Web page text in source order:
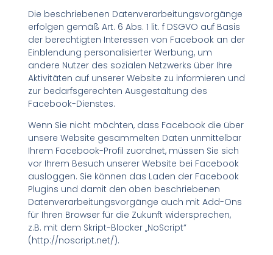
Die beschriebenen Datenverarbeitungsvorgänge
erfolgen gemäß Art. 6 Abs. 1 lit. f DSGVO auf Basis
der berechtigten Interessen von Facebook an der
Einblendung personalisierter Werbung, um
andere Nutzer des sozialen Netzwerks über Ihre
Aktivitäten auf unserer Website zu informieren und
zur bedarfsgerechten Ausgestaltung des
Facebook-Dienstes.
Wenn Sie nicht möchten, dass Facebook die über
unsere Website gesammelten Daten unmittelbar
Ihrem Facebook-Profil zuordnet, müssen Sie sich
vor Ihrem Besuch unserer Website bei Facebook
ausloggen. Sie können das Laden der Facebook
Plugins und damit den oben beschriebenen
Datenverarbeitungsvorgänge auch mit Add-Ons
für Ihren Browser für die Zukunft widersprechen,
z.B. mit dem Skript-Blocker „NoScript“
(http://noscript.net/).